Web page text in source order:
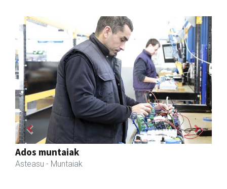
Javier Iraola harategia
Asteasu - Harategiak
Previous Next